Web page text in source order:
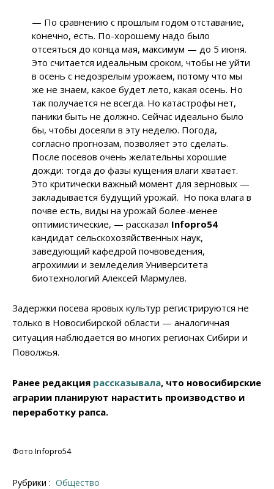
— По сравнению с прошлым годом отставание,
конечно, есть. По-хорошему надо было
отсеяться до конца мая, максимум — до 5 июня.
Это считается идеальным сроком, чтобы не уйти
в осень с недозрелым урожаем, потому что мы
же не знаем, какое будет лето, какая осень. Но
так получается не всегда. Но катастрофы нет,
паники быть не должно. Сейчас идеально было
бы, чтобы досеяли в эту неделю. Погода,
согласно прогнозам, позволяет это сделать.
После посевов очень желательны хорошие
дожди: тогда до фазы кущения влаги хватает.
Это критически важный момент для зерновых —
закладывается будущий урожай. Но пока влага в
почве есть, виды на урожай более-менее
оптимистические, — рассказал Infopro54
кандидат сельскохозяйственных наук,
заведующий кафедрой почвоведения,
агрохимии и земледелия Университета
биотехнологий Алексей Мармулев.
Задержки посева яровых культур регистрируются не
только в Новосибирской области — аналогичная
ситуация наблюдается во многих регионах Сибири и
Поволжья.
Ранее редакция рассказывала, что новосибирские
аграрии планируют нарастить производство и
переработку рапса.
Фото Infopro54
Рубрики : Общество